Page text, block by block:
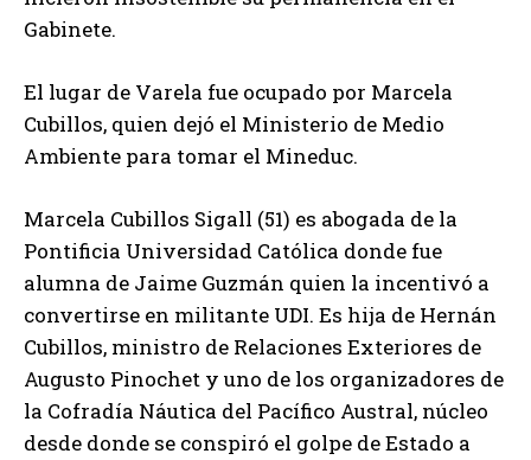
Gabinete.
El lugar de Varela fue ocupado por Marcela
Cubillos, quien dejó el Ministerio de Medio
Ambiente para tomar el Mineduc.
Marcela Cubillos Sigall (51) es abogada de la
Pontificia Universidad Católica donde fue
alumna de Jaime Guzmán quien la incentivó a
convertirse en militante UDI. Es hija de Hernán
Cubillos, ministro de Relaciones Exteriores de
Augusto Pinochet y uno de los organizadores de
la Cofradía Náutica del Pacífico Austral, núcleo
desde donde se conspiró el golpe de Estado a